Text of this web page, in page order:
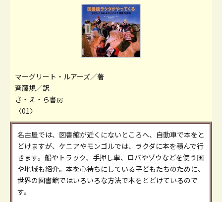
マーグリート・ルアーズ／著
斉藤規／訳
さ・え・ら書房
〈01〉
名古屋では、図書館が近くにないところへ、自動車で本をと
どけますが、ケニアやモンゴルでは、ラクダに本を積んで行
きます。船やトラック、手押し車、ロバやゾウなどを使う国
や地域も紹介。本を心待ちにしている子どもたちのために、
世界の図書館ではいろいろな方法で本をとどけているので
す。